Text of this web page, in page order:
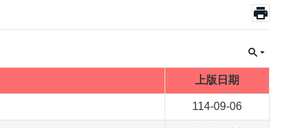
上版日期
114-09-06